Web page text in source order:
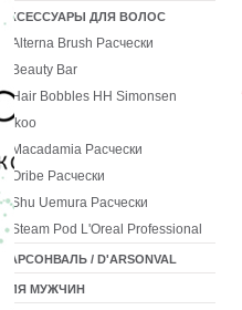
АКСЕССУАРЫ ДЛЯ ВОЛОС
Alterna Brush Расчески
Beauty Bar
Hair Bobbles HH Simonsen
Ikoo
Macadamia Расчески
Oribe Расчески
Shu Uemura Расчески
Steam Pod L'Oreal Professional
ДАРСОНВАЛЬ / D'ARSONVAL
ДЛЯ МУЖЧИН